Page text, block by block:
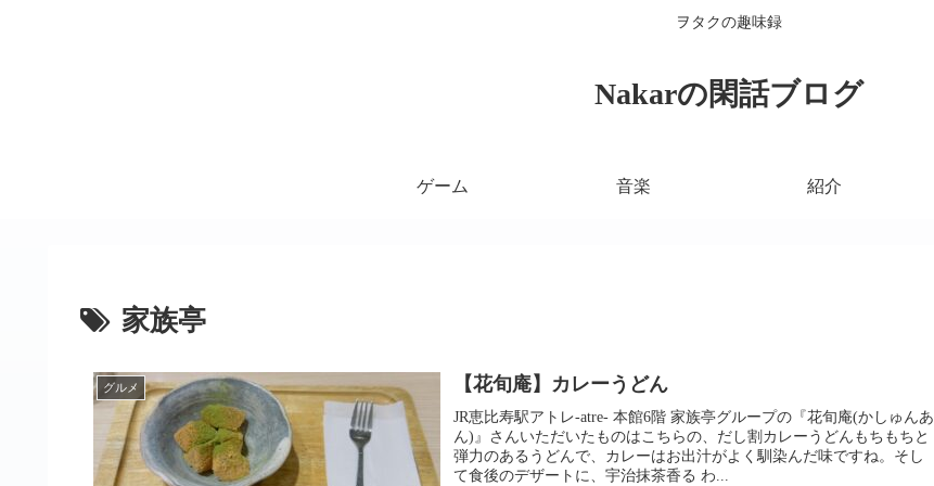
ヲタクの趣味録
Nakarの閑話ブログ
ゲーム 音楽 紹介
家族亭
グルメ 【花旬庵】カレーうどん
JR恵比寿駅アトレ-atre- 本館6階 家族亭グループの『花旬庵(かしゅんあ
ん)』さんいただいたものはこちらの、だし割カレーうどんもちもちと
弾力のあるうどんで、カレーはお出汁がよく馴染んだ味ですね。そし
て食後のデザートに、宇治抹茶香る わ...